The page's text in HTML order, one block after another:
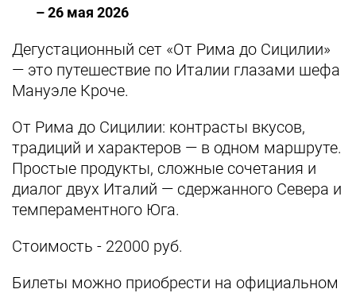
– 26 мая 2026
Дегустационный сет «От Рима до Сицилии»
— это путешествие по Италии глазами шефа
Мануэле Кроче.
От Рима до Сицилии: контрасты вкусов,
традиций и характеров — в одном маршруте.
Простые продукты, сложные сочетания и
диалог двух Италий — сдержанного Севера и
темпераментного Юга.
Стоимость - 22000 руб.
Билеты можно приобрести на официальном